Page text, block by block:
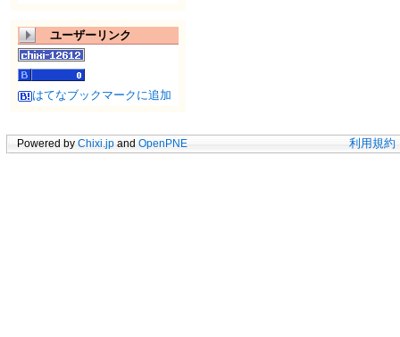
ユーザーリンク
はてなブックマークに追加
Powered by Chixi.jp and OpenPNE 利用規約